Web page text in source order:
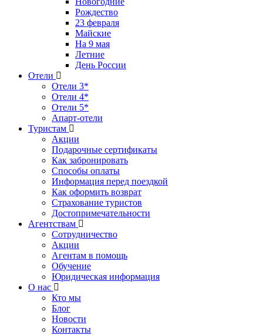
Рождество
23 февраля
Майские
На 9 мая
Летние
День России
Отели
Отели 3*
Отели 4*
Отели 5*
Апарт-отели
Туристам
Акции
Подарочные сертификаты
Как забронировать
Способы оплаты
Информация перед поездкой
Как оформить возврат
Страхование туристов
Достопримечательности
Агентствам
Сотрудничество
Акции
Агентам в помощь
Обучение
Юридическая информация
О нас
Кто мы
Блог
Новости
Контакты